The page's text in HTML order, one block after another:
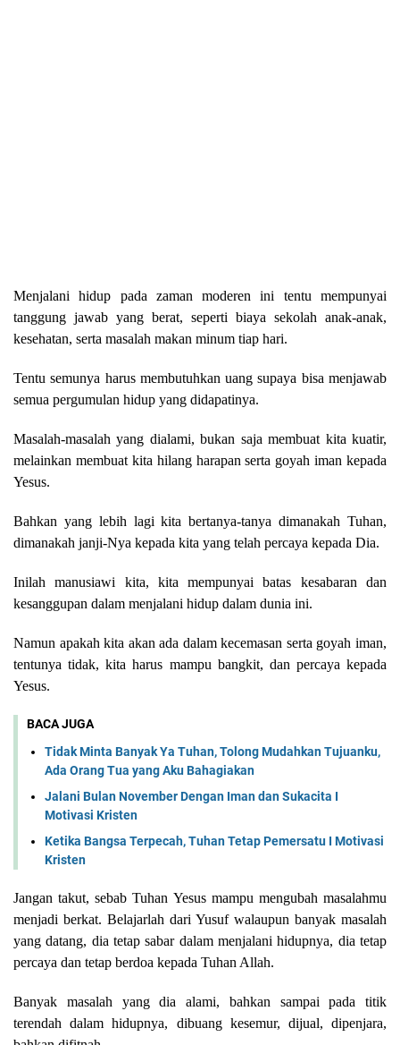
Menjalani hidup pada zaman moderen ini tentu mempunyai
tanggung jawab yang berat, seperti biaya sekolah anak-anak,
kesehatan, serta masalah makan minum tiap hari.
Tentu semunya harus membutuhkan uang supaya bisa menjawab
semua pergumulan hidup yang didapatinya.
Masalah-masalah yang dialami, bukan saja membuat kita kuatir,
melainkan membuat kita hilang harapan serta goyah iman kepada
Yesus.
Bahkan yang lebih lagi kita bertanya-tanya dimanakah Tuhan,
dimanakah janji-Nya kepada kita yang telah percaya kepada Dia.
Inilah manusiawi kita, kita mempunyai batas kesabaran dan
kesanggupan dalam menjalani hidup dalam dunia ini.
Namun apakah kita akan ada dalam kecemasan serta goyah iman,
tentunya tidak, kita harus mampu bangkit, dan percaya kepada
Yesus.
BACA JUGA
Tidak Minta Banyak Ya Tuhan, Tolong Mudahkan Tujuanku,
Ada Orang Tua yang Aku Bahagiakan
Jalani Bulan November Dengan Iman dan Sukacita I
Motivasi Kristen
Ketika Bangsa Terpecah, Tuhan Tetap Pemersatu I Motivasi
Kristen
Jangan takut, sebab Tuhan Yesus mampu mengubah masalahmu
menjadi berkat. Belajarlah dari Yusuf walaupun banyak masalah
yang datang, dia tetap sabar dalam menjalani hidupnya, dia tetap
percaya dan tetap berdoa kepada Tuhan Allah.
Banyak masalah yang dia alami, bahkan sampai pada titik
terendah dalam hidupnya, dibuang kesemur, dijual, dipenjara,